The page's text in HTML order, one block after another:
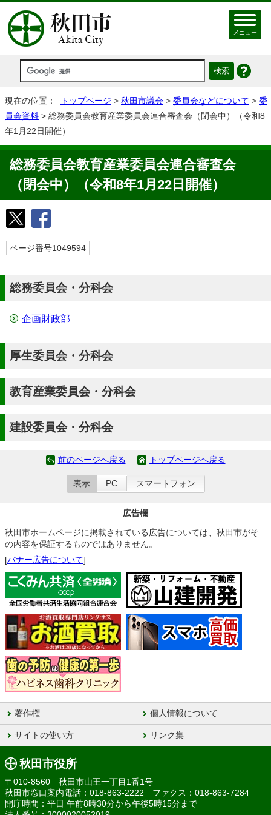
メニュー
現在の位置： トップページ > 秋田市議会 > 委員会などについて > 委
員会資料 > 総務委員会教育産業委員会連合審査会（閉会中）（令和8
年1月22日開催）
総務委員会教育産業委員会連合審査会
（閉会中）（令和8年1月22日開催）
ページ番号1049594
総務委員会・分科会
企画財政部
厚生委員会・分科会
教育産業委員会・分科会
建設委員会・分科会
前のページへ戻る トップページへ戻る
表示 PC スマートフォン
広告欄
秋田市ホームページに掲載されている広告については、秋田市がそ
の内容を保証するものではありません。
[バナー広告について]
著作権 個人情報について
サイトの使い方 リンク集
秋田市役所
〒010-8560 秋田市山王一丁目1番1号
秋田市窓口案内電話：018-863-2222 ファクス：018-863-7284
開庁時間：平日 午前8時30分から午後5時15分まで